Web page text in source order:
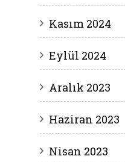
Kasım 2024
Eylül 2024
Aralık 2023
Haziran 2023
Nisan 2023